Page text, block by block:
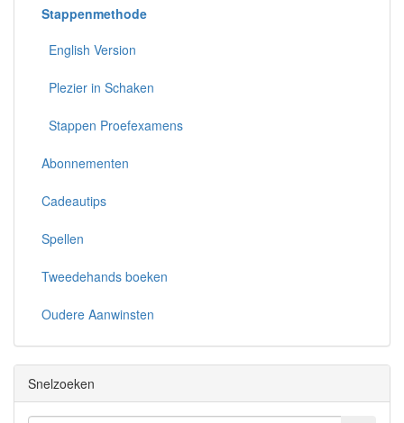
Stappenmethode
English Version
Plezier in Schaken
Stappen Proefexamens
Abonnementen
Cadeautips
Spellen
Tweedehands boeken
Oudere Aanwinsten
Snelzoeken